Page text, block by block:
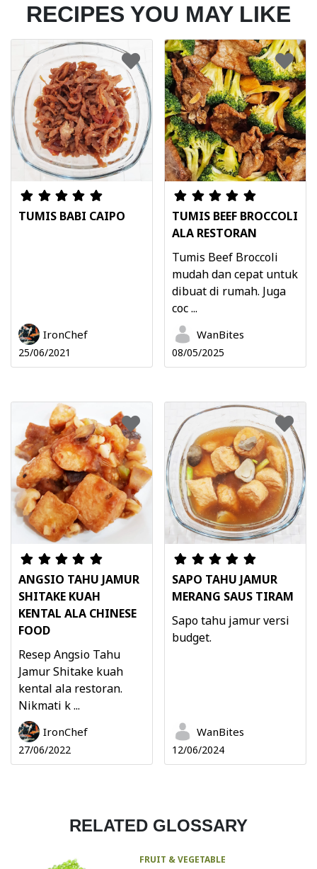
RECIPES YOU MAY LIKE
TUMIS BABI CAIPO
IronChef
25/06/2021
TUMIS BEEF BROCCOLI
ALA RESTORAN
Tumis Beef Broccoli
mudah dan cepat untuk
dibuat di rumah. Juga
coc ...
WanBites
08/05/2025
ANGSIO TAHU JAMUR
SHITAKE KUAH
KENTAL ALA CHINESE
FOOD
Resep Angsio Tahu
Jamur Shitake kuah
kental ala restoran.
Nikmati k ...
IronChef
27/06/2022
SAPO TAHU JAMUR
MERANG SAUS TIRAM
Sapo tahu jamur versi
budget.
WanBites
12/06/2024
RELATED GLOSSARY
FRUIT & VEGETABLE